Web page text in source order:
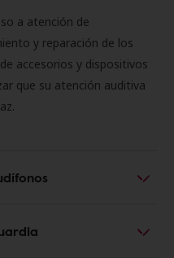
a atención de
y reparación de los
accesorios y dispositivos
que su atención auditiva